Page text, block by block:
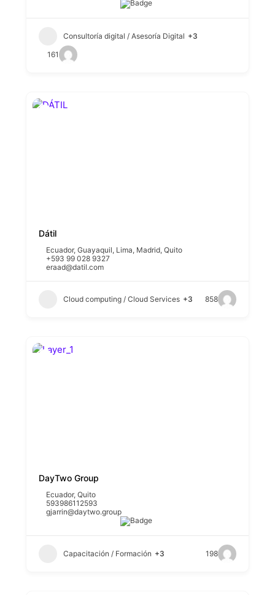
Consultoría digital / Asesoría Digital +3
161
Dátil
Ecuador,Guayaquil, Lima, Madrid,Quito
+593 99 028 9327
eraad@datil.com
Cloud computing / Cloud Services +3 858
DayTwo Group
Ecuador,Quito
593986112593
gjarrin@daytwo.group
Capacitación / Formación +3 198